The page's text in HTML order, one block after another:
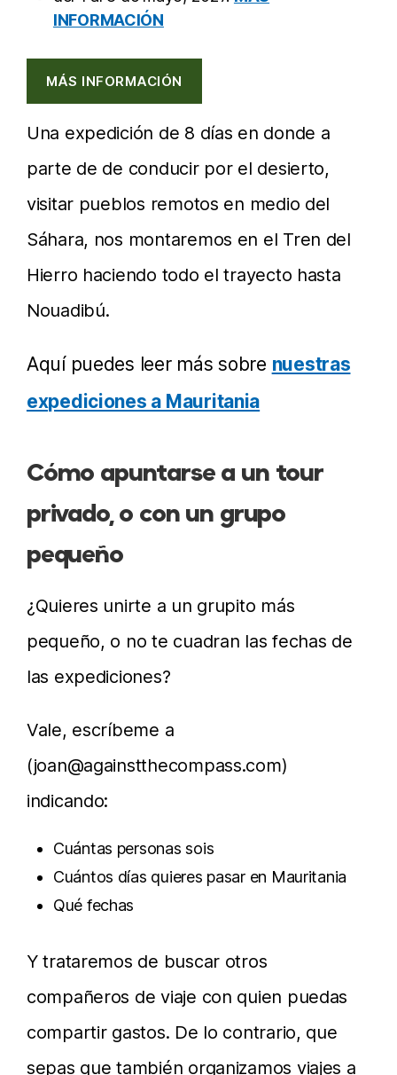
INFORMACIÓN
MÁS INFORMACIÓN
Una expedición de 8 días en donde a
parte de de conducir por el desierto,
visitar pueblos remotos en medio del
Sáhara, nos montaremos en el Tren del
Hierro haciendo todo el trayecto hasta
Nouadibú.
Aquí puedes leer más sobre nuestras
expediciones a Mauritania
Cómo apuntarse a un tour
privado, o con un grupo
pequeño
¿Quieres unirte a un grupito más
pequeño, o no te cuadran las fechas de
las expediciones?
Vale, escríbeme a
(joan@againstthecompass.com)
indicando:
Cuántas personas sois
Cuántos días quieres pasar en Mauritania
Qué fechas
Y trataremos de buscar otros
compañeros de viaje con quien puedas
compartir gastos. De lo contrario, que
sepas que también organizamos viajes a